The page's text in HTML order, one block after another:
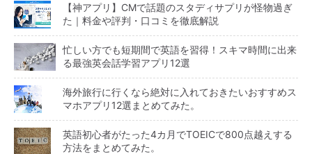
【神アプリ】CMで話題のスタディサプリが怪物過ぎ
た｜料金や評判・口コミを徹底解説
忙しい方でも短期間で英語を習得！スキマ時間に出来
る最強英会話学習アプリ12選
海外旅行に行くなら絶対に入れておきたいおすすめス
マホアプリ12選まとめてみた。
英語初心者がたった4カ月でTOEICで800点越えする
方法をまとめてみた。